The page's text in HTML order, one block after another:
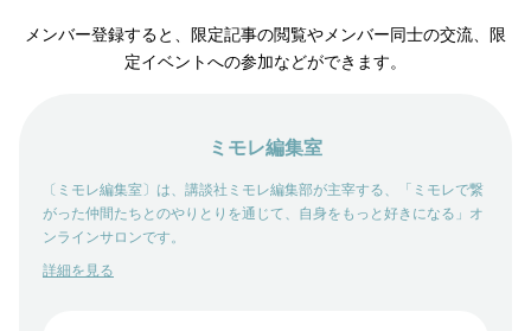
メンバー登録すると、限定記事の閲覧やメンバー同士の交流、限
定イベントへの参加などができます。
ミモレ編集室
〔ミモレ編集室〕は、講談社ミモレ編集部が主宰する、「ミモレで繋
がった仲間たちとのやりとりを通じて、自身をもっと好きになる」オ
ンラインサロンです。
詳細を見る